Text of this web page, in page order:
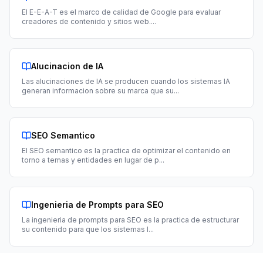
El E-E-A-T es el marco de calidad de Google para evaluar
creadores de contenido y sitios web....
Alucinacion de IA
Las alucinaciones de IA se producen cuando los sistemas IA
generan informacion sobre su marca que su...
SEO Semantico
El SEO semantico es la practica de optimizar el contenido en
torno a temas y entidades en lugar de p...
Ingenieria de Prompts para SEO
La ingenieria de prompts para SEO es la practica de estructurar
su contenido para que los sistemas I...